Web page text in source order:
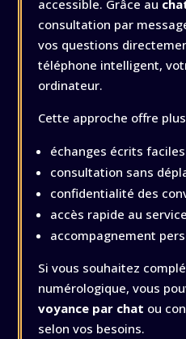
accessible. Grâce au
consultation par
vos questions
téléphone intelligent,
ordinateur.
Cette approche offre
échanges écrits
consultation sans
confidentialité des
accès rapide au
accompagnement
Si vous souhaitez
numérologique, vous
voyance par chat ou
selon vos besoins.